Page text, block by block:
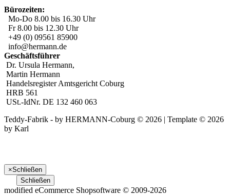
Bürozeiten:
Mo-Do 8.00 bis 16.30 Uhr
Fr 8.00 bis 12.30 Uhr
+49 (0) 09561 85900
info@hermann.de
Geschäftsführer
Dr. Ursula Hermann,
Martin Hermann
Handelsregister Amtsgericht Coburg
HRB 561
USt.-IdNr. DE 132 460 063
Teddy-Fabrik - by HERMANN-Coburg © 2026 | Template © 2026
by Karl
×Schließen
Schließen
modified eCommerce Shopsoftware © 2009-2026